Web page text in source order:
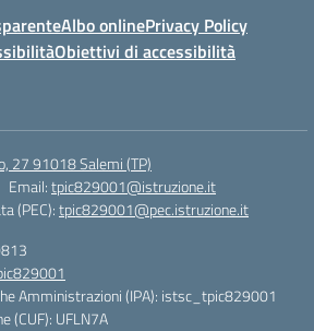
Albo onlinePrivacy Policy
Obiettivi di accessibilità
27 91018 Salemi (TP)
Email:tpic829001@istruzione.it
(PEC):tpic829001@pec.istruzione.it
Amministrazioni (IPA): istsc_tpic829001
(CUF): UFLN7A